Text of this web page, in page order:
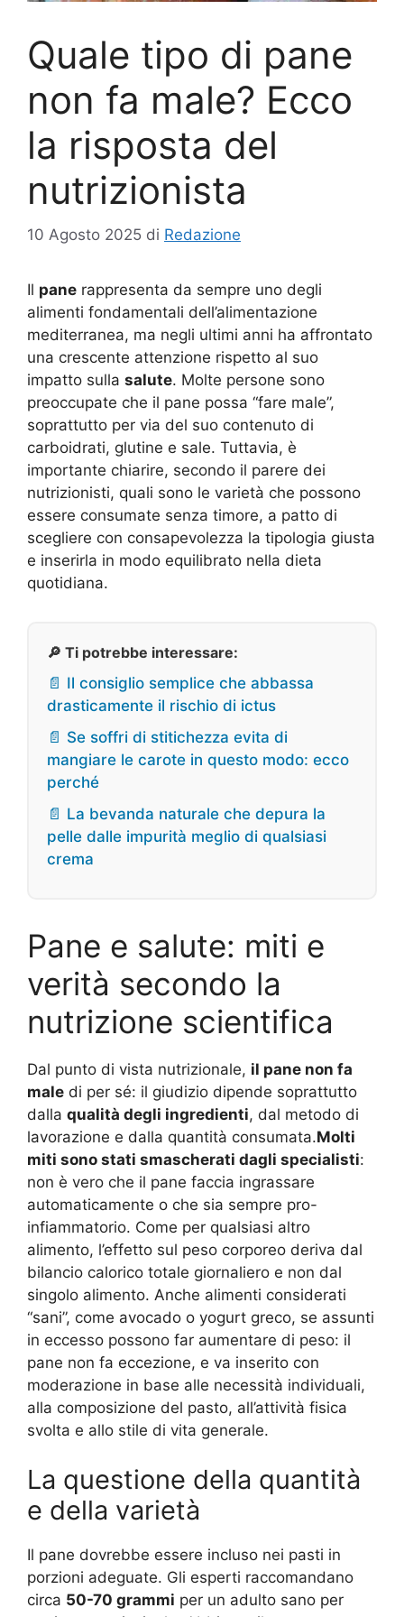
Quale tipo di pane
non fa male? Ecco
la risposta del
nutrizionista
10 Agosto 2025 di Redazione
Il pane rappresenta da sempre uno degli
alimenti fondamentali dell’alimentazione
mediterranea, ma negli ultimi anni ha affrontato
una crescente attenzione rispetto al suo
impatto sulla salute. Molte persone sono
preoccupate che il pane possa “fare male”,
soprattutto per via del suo contenuto di
carboidrati, glutine e sale. Tuttavia, è
importante chiarire, secondo il parere dei
nutrizionisti, quali sono le varietà che possono
essere consumate senza timore, a patto di
scegliere con consapevolezza la tipologia giusta
e inserirla in modo equilibrato nella dieta
quotidiana.
🔎 Ti potrebbe interessare:
📄 Il consiglio semplice che abbassa
drasticamente il rischio di ictus
📄 Se soffri di stitichezza evita di
mangiare le carote in questo modo: ecco
perché
📄 La bevanda naturale che depura la
pelle dalle impurità meglio di qualsiasi
crema
Pane e salute: miti e
verità secondo la
nutrizione scientifica
Dal punto di vista nutrizionale, il pane non fa
male di per sé: il giudizio dipende soprattutto
dalla qualità degli ingredienti, dal metodo di
lavorazione e dalla quantità consumata.Molti
miti sono stati smascherati dagli specialisti:
non è vero che il pane faccia ingrassare
automaticamente o che sia sempre pro-
infiammatorio. Come per qualsiasi altro
alimento, l’effetto sul peso corporeo deriva dal
bilancio calorico totale giornaliero e non dal
singolo alimento. Anche alimenti considerati
“sani”, come avocado o yogurt greco, se assunti
in eccesso possono far aumentare di peso: il
pane non fa eccezione, e va inserito con
moderazione in base alle necessità individuali,
alla composizione del pasto, all’attività fisica
svolta e allo stile di vita generale.
La questione della quantità
e della varietà
Il pane dovrebbe essere incluso nei pasti in
porzioni adeguate. Gli esperti raccomandano
circa 50-70 grammi per un adulto sano per